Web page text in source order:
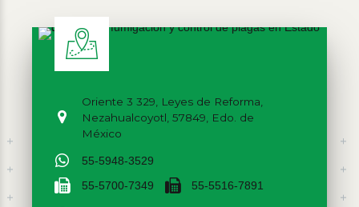
Oriente 3 329, Leyes de Reforma,
Nezahualcoyotl, 57849, Edo. de
México
55-5948-3529
55-5700-7349 55-5516-7891